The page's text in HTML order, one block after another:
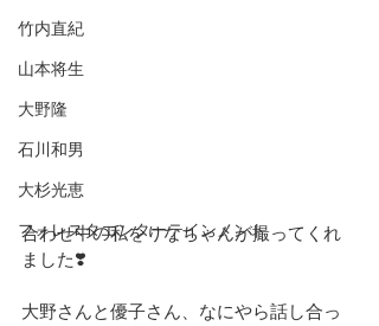
竹内直紀
山本将生
大野隆
石川和男
大杉光恵
フォレスタエンターテインメント
合わせ中の私をりなちゃんが撮ってくれ
ました❣️
大野さんと優子さん、なにやら話し合っ